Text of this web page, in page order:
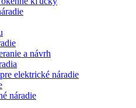
a návrh
elektrické náradie
náradie